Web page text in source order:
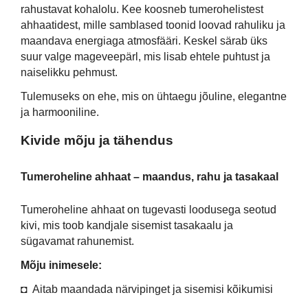
rahustavat kohalolu. Kee koosneb tumerohelistest
ahhaatidest, mille samblased toonid loovad rahuliku ja
maandava energiaga atmosfääri. Keskel särab üks
suur valge mageveepärl, mis lisab ehtele puhtust ja
naiselikku pehmust.
Tulemuseks on ehe, mis on ühtaegu jõuline, elegantne
ja harmooniline.
Kivide mõju ja tähendus
Tumeroheline ahhaat – maandus, rahu ja tasakaal
Tumeroheline ahhaat on tugevasti loodusega seotud
kivi, mis toob kandjale sisemist tasakaalu ja
sügavamat rahunemist.
Mõju inimesele:
◘ Aitab maandada närvipinget ja sisemisi kõikumisi